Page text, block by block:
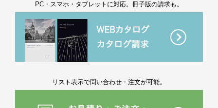
PC・スマホ・タブレットに対応。冊子版の請求も。
リスト表示で問い合わせ・注文が可能。